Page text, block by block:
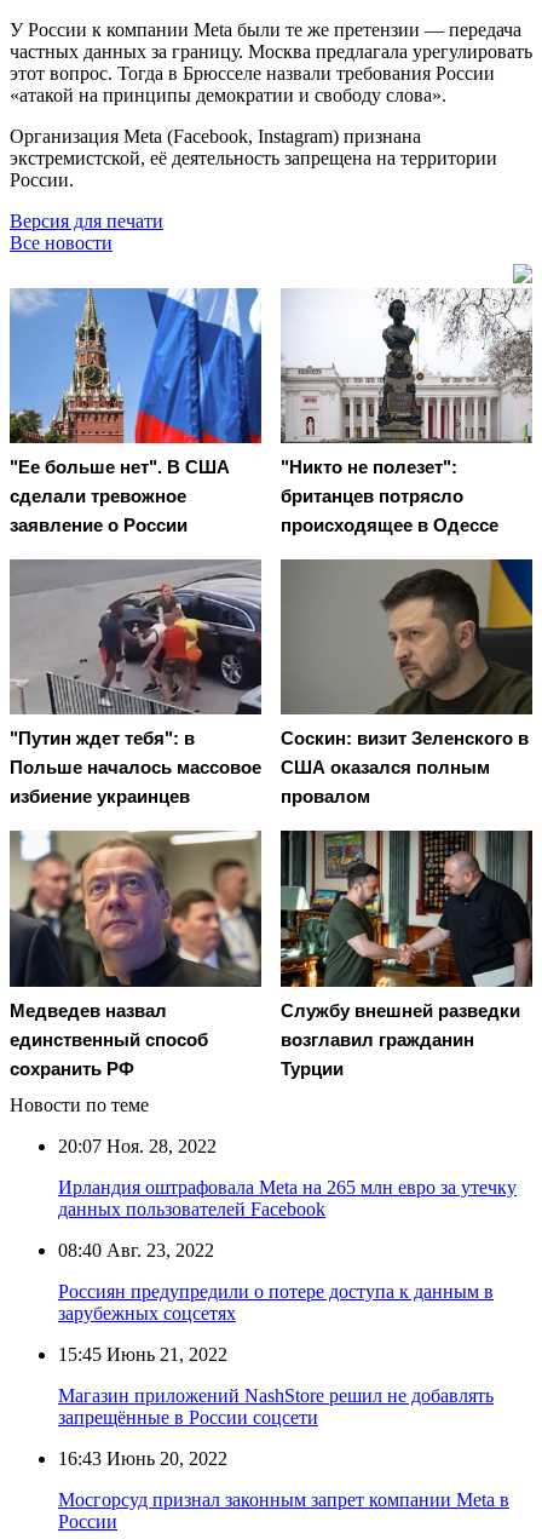
У России к компании Мeta были те же претензии — передача
частных данных за границу. Москва предлагала урегулировать
этот вопрос. Тогда в Брюсселе назвали требования России
«атакой на принципы демократии и свободу слова».
Организация Meta (Facebook, Instagram) признана
экстремистской, её деятельность запрещена на территории
России.
Версия для печати
Все новости
"Ее больше нет". В США
сделали тревожное
заявление о России
"Никто не полезет":
британцев потрясло
происходящее в Одессе
"Путин ждет тебя": в
Польше началось массовое
избиение украинцев
Соскин: визит Зеленского в
США оказался полным
провалом
Медведев назвал
единственный способ
сохранить РФ
Службу внешней разведки
возглавил гражданин
Турции
Новости по теме
20:07 Ноя. 28, 2022
Ирландия оштрафовала Meta на 265 млн евро за утечку
данных пользователей Facebook
08:40 Авг. 23, 2022
Россиян предупредили о потере доступа к данным в
зарубежных соцсетях
15:45 Июнь 21, 2022
Магазин приложений NashStore решил не добавлять
запрещённые в России соцсети
16:43 Июнь 20, 2022
Мосгорсуд признал законным запрет компании Meta в
России